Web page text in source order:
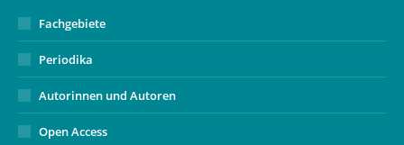
Fachgebiete
Periodika
Autorinnen und Autoren
Open Access